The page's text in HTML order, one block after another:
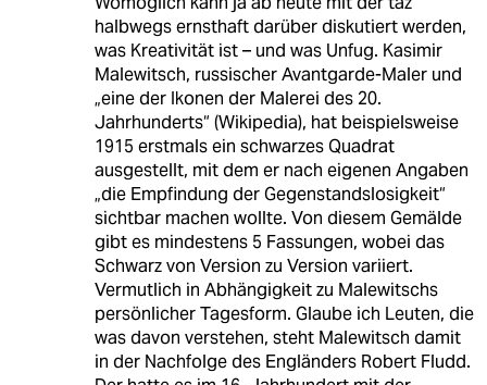
halbwegs ernsthaft darüber diskutiert werden,
was Kreativität ist – und was Unfug. Kasimir
Malewitsch, russischer Avantgarde-Maler und
„eine der Ikonen der Malerei des 20.
Jahrhunderts“ (Wikipedia), hat beispielsweise
1915 erstmals ein schwarzes Quadrat
ausgestellt, mit dem er nach eigenen Angaben
„die Empfindung der Gegenstandslosigkeit“
sichtbar machen wollte. Von diesem Gemälde
gibt es mindestens 5 Fassungen, wobei das
Schwarz von Version zu Version variiert.
Vermutlich in Abhängigkeit zu Malewitschs
persönlicher Tagesform. Glaube ich Leuten, die
was davon verstehen, steht Malewitsch damit
in der Nachfolge des Engländers Robert Fludd.